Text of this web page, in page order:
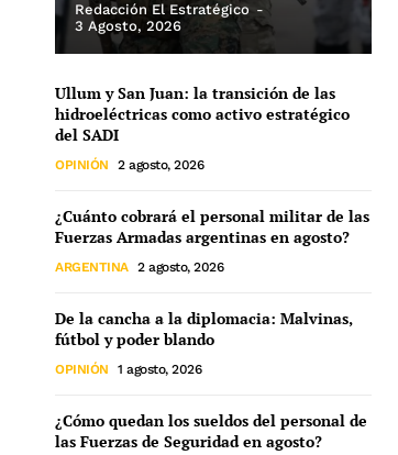
Redacción El Estratégico -
3 Agosto, 2026
Ullum y San Juan: la transición de las
hidroeléctricas como activo estratégico
del SADI
OPINIÓN 2 agosto, 2026
¿Cuánto cobrará el personal militar de las
Fuerzas Armadas argentinas en agosto?
ARGENTINA 2 agosto, 2026
De la cancha a la diplomacia: Malvinas,
fútbol y poder blando
OPINIÓN 1 agosto, 2026
¿Cómo quedan los sueldos del personal de
las Fuerzas de Seguridad en agosto?